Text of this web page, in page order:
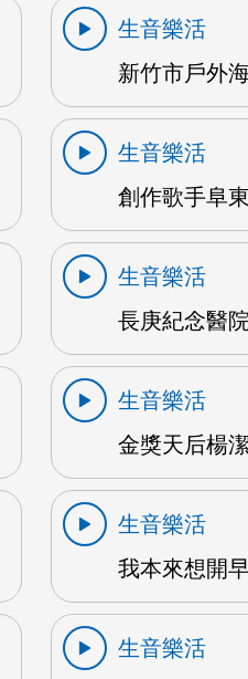
生音樂活
新竹市戶外
生音樂活
創作歌手阜
生音樂活
長庚紀念醫
生音樂活
金獎天后楊
生音樂活
我本來想開
生音樂活